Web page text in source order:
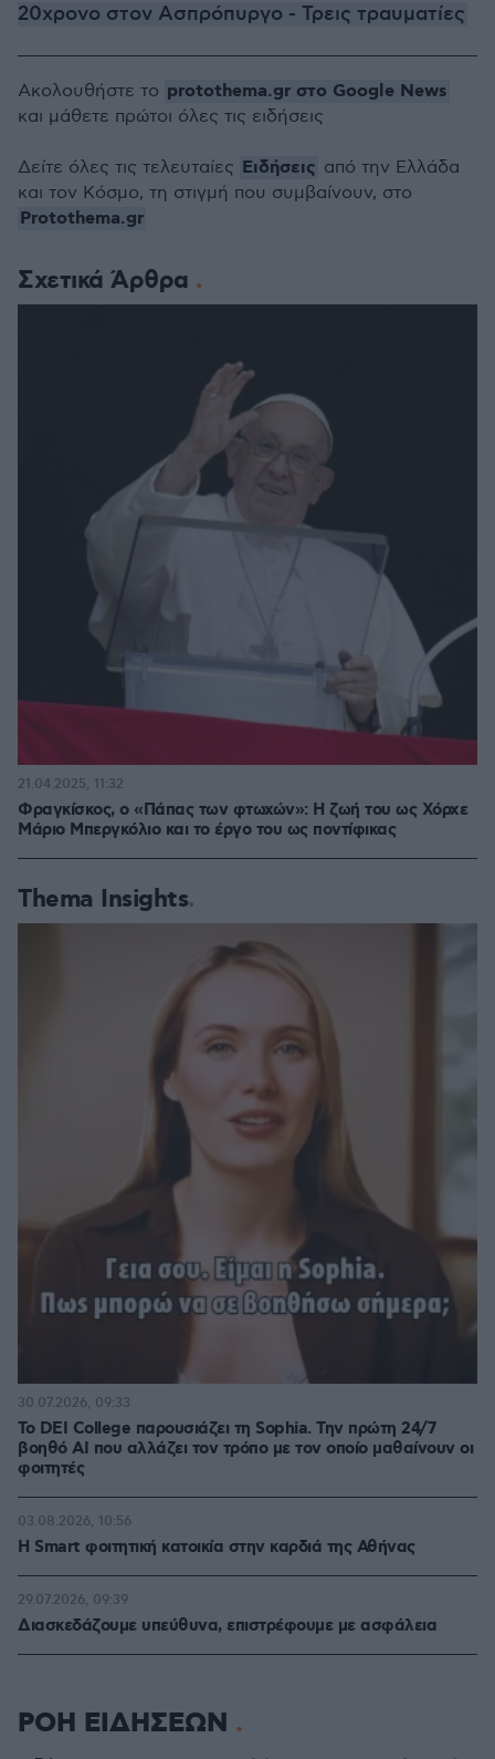
20χρονο στον Ασπρόπυργο - Τρεις τραυματίες
Σχετικά Άρθρα
Φραγκίσκος, ο «Πάπας των φτωχών»: Η ζωή του ως Χόρχε
Μάριο Μπεργκόλιο και το έργο του ως ποντίφικας
21.04.2025, 11:32
Thema Insights
Το DEI College παρουσιάζει τη Sophia. Την πρώτη 24/7
βοηθό AI που αλλάζει τον τρόπο με τον οποίο μαθαίνουν οι
φοιτητές
30.07.2026, 09:33
Η Smart φοιτητική κατοικία στην καρδιά της Αθήνας
03.08.2026, 10:56
Διασκεδάζουμε υπεύθυνα, επιστρέφουμε με ασφάλεια
29.07.2026, 09:39
Ακολουθήστε το protothema.gr στο Google News
και μάθετε πρώτοι όλες τις ειδήσεις
Δείτε όλες τις τελευταίες Ειδήσεις από την Ελλάδα
και τον Κόσμο, τη στιγμή που συμβαίνουν, στο
Protothema.gr
ΡΟΗ ΕΙΔΗΣΕΩΝ